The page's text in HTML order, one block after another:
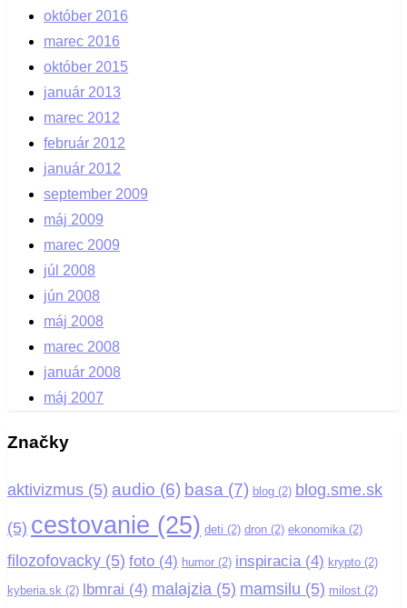
október 2016
marec 2016
október 2015
január 2013
marec 2012
február 2012
január 2012
september 2009
máj 2009
marec 2009
júl 2008
jún 2008
máj 2008
marec 2008
január 2008
máj 2007
Značky
aktivizmus (5) audio (6) basa (7) blog (2) blog.sme.sk
(5) cestovanie (25) deti (2) dron (2) ekonomika (2)
filozofovacky (5) foto (4) humor (2) inspiracia(4) krypto (2)
kyberia.sk (2) lbmrai (4) malajzia (5) mamsilu (5) milost (2)